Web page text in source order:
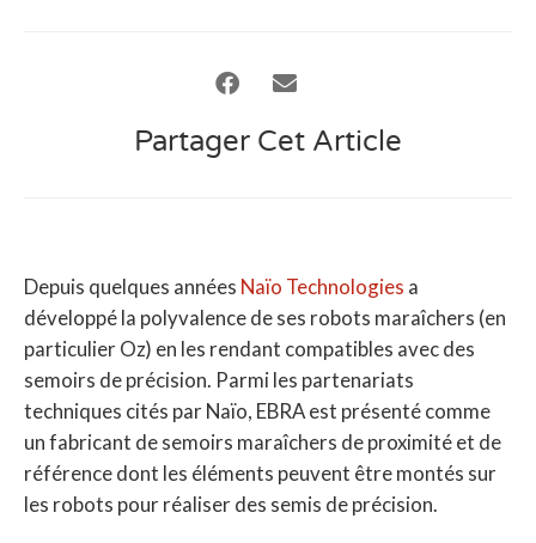
Partager Cet Article
Depuis quelques années Naïo Technologies a
développé la polyvalence de ses robots maraîchers (en
particulier Oz) en les rendant compatibles avec des
semoirs de précision. Parmi les partenariats
techniques cités par Naïo, EBRA est présenté comme
un fabricant de semoirs maraîchers de proximité et de
référence dont les éléments peuvent être montés sur
les robots pour réaliser des semis de précision.